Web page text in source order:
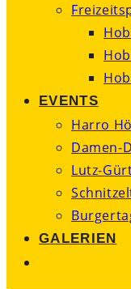
EVENTS
Harro
Damen-
Lutz-
GALERIEN